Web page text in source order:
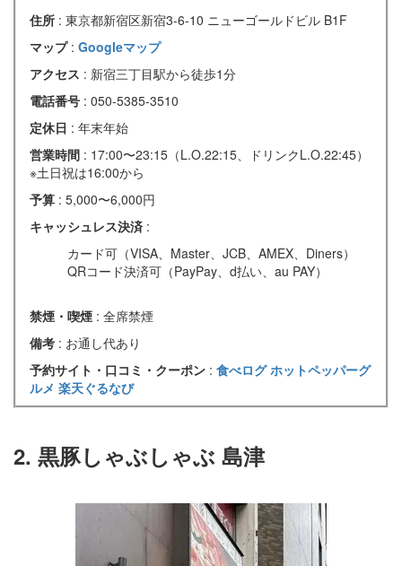
住所 : 東京都新宿区新宿3-6-10 ニューゴールドビル B1F
マップ : Googleマップ
アクセス : 新宿三丁目駅から徒歩1分
電話番号 : 050-5385-3510
定休日 : 年末年始
営業時間 : 17:00〜23:15（L.O.22:15、ドリンクL.O.22:45）
※土日祝は16:00から
予算 : 5,000〜6,000円
キャッシュレス決済 :
カード可（VISA、Master、JCB、AMEX、Diners）
QRコード決済可（PayPay、d払い、au PAY）
禁煙・喫煙 : 全席禁煙
備考 : お通し代あり
予約サイト・口コミ・クーポン : 食べログホットペッパーグ
ルメ 楽天ぐるなび
2. 黒豚しゃぶしゃぶ 島津